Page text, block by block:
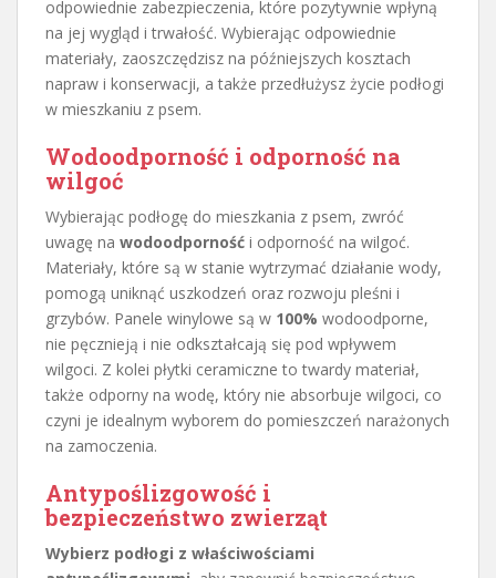
odpowiednie zabezpieczenia, które pozytywnie wpłyną
na jej wygląd i trwałość. Wybierając odpowiednie
materiały, zaoszczędzisz na późniejszych kosztach
napraw i konserwacji, a także przedłużysz życie podłogi
w mieszkaniu z psem.
Wodoodporność i odporność na
wilgoć
Wybierając podłogę do mieszkania z psem, zwróć
uwagę na wodoodporność i odporność na wilgoć.
Materiały, które są w stanie wytrzymać działanie wody,
pomogą uniknąć uszkodzeń oraz rozwoju pleśni i
grzybów. Panele winylowe są w 100% wodoodporne,
nie pęcznieją i nie odkształcają się pod wpływem
wilgoci. Z kolei płytki ceramiczne to twardy materiał,
także odporny na wodę, który nie absorbuje wilgoci, co
czyni je idealnym wyborem do pomieszczeń narażonych
na zamoczenia.
Antypoślizgowość i
bezpieczeństwo zwierząt
Wybierz podłogi z właściwościami